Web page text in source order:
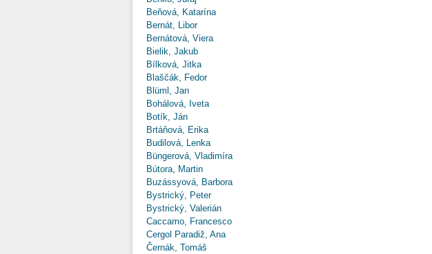
Beňová, Katarína
Bernát, Libor
Bernátová, Viera
Bielik, Jakub
Bílková, Jitka
Blaščák, Fedor
Blüml, Jan
Bohálová, Iveta
Botík, Ján
Brtáňová, Erika
Budilová, Lenka
Büngerová, Vladimíra
Bútora, Martin
Buzássyová, Barbora
Bystrický, Peter
Bystrický, Valerián
Caccamo, Francesco
Cergol Paradiž, Ana
Černák, Tomáš